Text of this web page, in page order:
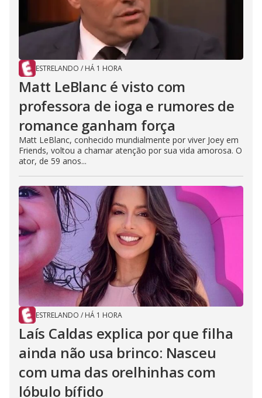
ESTRELANDO / HÁ 1 HORA
Matt LeBlanc é visto com
professora de ioga e rumores de
romance ganham força
Matt LeBlanc, conhecido mundialmente por viver Joey em
Friends, voltou a chamar atenção por sua vida amorosa. O
ator, de 59 anos...
ESTRELANDO / HÁ 1 HORA
Laís Caldas explica por que filha
ainda não usa brinco: Nasceu
com uma das orelhinhas com
lóbulo bífido